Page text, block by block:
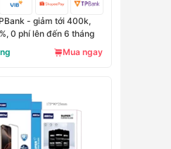
- giảm tới 400k,
0 phí lên đến 6 tháng
Mua ngay